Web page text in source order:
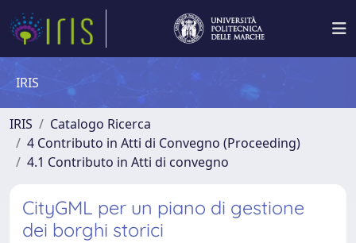
IRIS
IRIS
Catalogo Ricerca
4 Contributo in Atti di Convegno (Proceeding)
4.1 Contributo in Atti di convegno
CityGML per un piano di gestione
dei borghi storici